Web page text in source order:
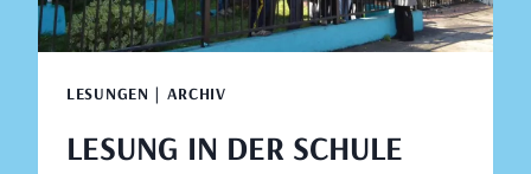
LESUNGEN | ARCHIV
LESUNG IN DER SCHULE